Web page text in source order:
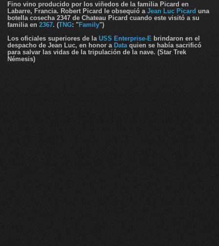
Fino vino producido por los viñedos de la familia Picard en
Labarre, Francia. Robert Picard le obsequió a Jean Luc Picard una
botella cosecha 2347 de Chateau Picard cuando este visitó a su
familia en 2367. (TNG: "Family")
Los oficiales superiores de la USS Enterprise-E brindaron en el
despacho de Jean Luc, en honor a Dataquien se había sacrificó
para salvar las vidas de la tripulación de la nave. (Star Trek
Némesis)